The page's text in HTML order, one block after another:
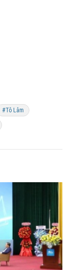
#Tô Lâm